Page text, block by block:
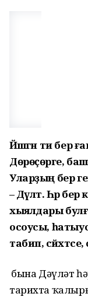
Йәшәгән ти бер
Дөрөҫөрәге,
Уларҙың бер
– Дәүләт. Һәр
хыялдары
осоусы,
табип, сәйәхәтсе,
Ә бына Дәүләт
тарихта